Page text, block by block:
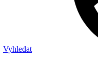
Vyhledat